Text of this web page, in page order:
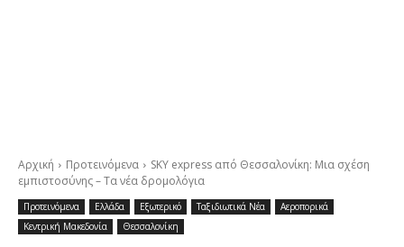
Αρχική Προτεινόμενα
SKY express από Θεσσαλονίκη: Μια σχέση
εμπιστοσύνης – Τα νέα δρομολόγια
Προτεινόμενα Ελλάδα Εξωτερικό Ταξιδιωτικά Νέα
Αεροπορικά
Κεντρική Μακεδονία
Θεσσαλονίκη